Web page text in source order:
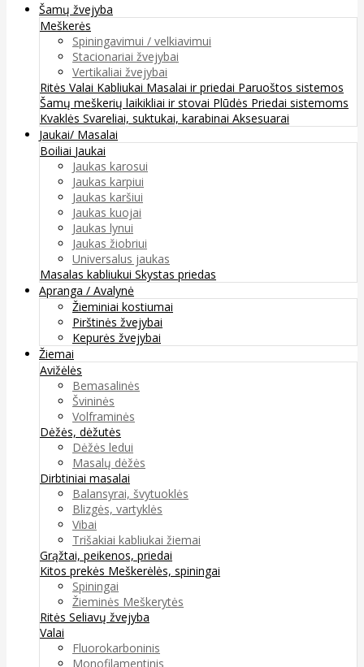
Šamų žvejyba
Meškerės
Spiningavimui / velkiavimui
Stacionariai žvejybai
Vertikaliai žvejybai
Ritės Valai Kabliukai Masalai ir priedai Paruoštos sistemos
Šamų meškerių laikikliai ir stovai Plūdės Priedai sistemoms
Kvaklės Svareliai, suktukai, karabinai Aksesuarai
Jaukai/ Masalai
Boiliai Jaukai
Jaukas karosui
Jaukas karpiui
Jaukas karšiui
Jaukas kuojai
Jaukas lynui
Jaukas žiobriui
Universalus jaukas
Masalas kabliukui Skystas priedas
Apranga / Avalynė
Žieminiai kostiumai
Pirštinės žvejybai
Kepurės žvejybai
Žiemai
Avižėlės
Bemasalinės
Švininės
Volframinės
Dėžės, dėžutės
Dėžės ledui
Masalų dėžės
Dirbtiniai masalai
Balansyrai, švytuoklės
Blizgės, vartyklės
Vibai
Trišakiai kabliukai žiemai
Grąžtai, peikenos, priedai
Kitos prekės Meškerėlės, spiningai
Spiningai
Žieminės Meškerytės
Ritės Seliavų žvejyba
Valai
Fluorokarboninis
Monofilamentinis